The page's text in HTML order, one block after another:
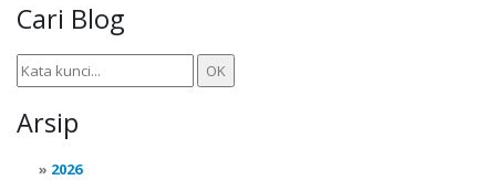
Cari Blog
Arsip
2026